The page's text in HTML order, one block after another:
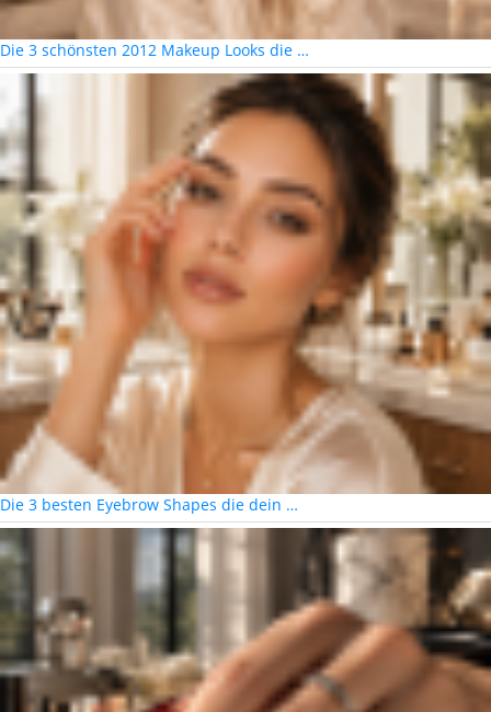
Die 3 schönsten 2012 Makeup Looks die …
Die 3 besten Eyebrow Shapes die dein …